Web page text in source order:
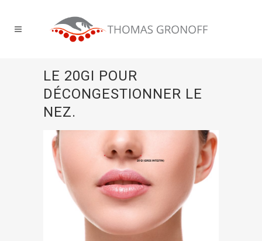
LE 20GI POUR
DÉCONGESTIONNER LE
NEZ.